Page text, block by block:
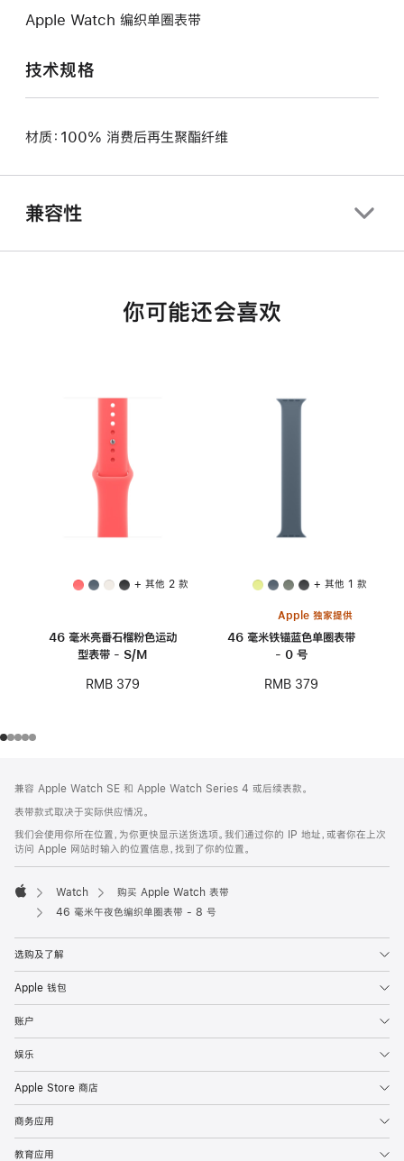
Apple Watch 编织单圈表带
技术规格
材质：100% 消费后再生聚酯纤维
兼容性
你可能还会喜欢
+ 其他 2 款
46 毫米亮番石榴粉色运动
型表带 - S/M
RMB 379
+ 其他 1 款
Apple 独家提供
46 毫米铁锚蓝色单圈表带
- 0 号
RMB 379
页
页
脚
注
兼容 Apple Watch SE 和 Apple Watch Series 4 或后续表款。
表带款式取决于实际供应情况。
我们会使用你所在位置，为你更快显示送货选项。我们通过你的 IP 地址，或者你在上次
访问 Apple 网站时输入的位置信息，找到了你的位置。
Apple
Watch
购买 Apple Watch 表带
46 毫米午夜色编织单圈表带 - 8 号
选购及了解
Apple 钱包
账户
娱乐
Apple Store 商店
商务应用
教育应用